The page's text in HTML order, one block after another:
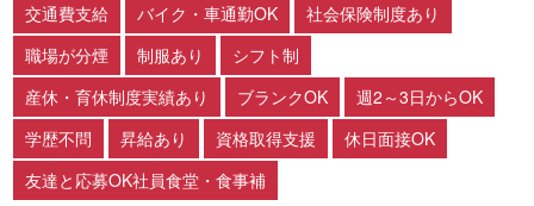
交通費支給 バイク・車通勤OK
社会保険制度あり
職場が分煙
制服あり
シフト制
産休・育休制度実績あり
ブランクOK
週2～3日からOK
学歴不問
昇給あり 資格取得支援
休日面接OK
友達と応募OK社員食堂・食事補